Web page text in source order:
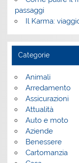
passaggi
Il Karma:
Categorie
Animali
Arredamento
Assicurazioni
Attualità
Auto e moto
Aziende
Benessere
Cartomanzia